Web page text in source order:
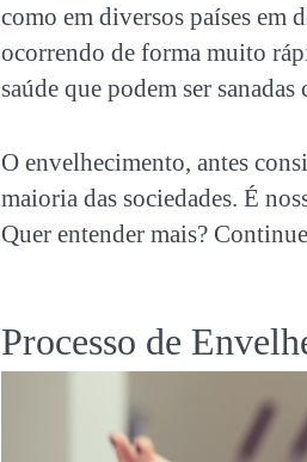
como em diversos países em
ocorrendo de forma muito
saúde que podem ser
O envelhecimento, antes
maioria das sociedades. É
Quer entender mais?
Processo de